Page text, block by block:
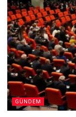
GÜNDEM